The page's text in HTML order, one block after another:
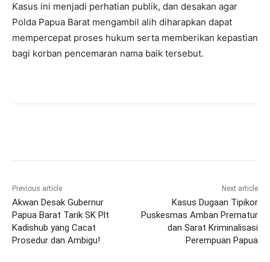
Kasus ini menjadi perhatian publik, dan desakan agar
Polda Papua Barat mengambil alih diharapkan dapat
mempercepat proses hukum serta memberikan kepastian
bagi korban pencemaran nama baik tersebut.
Previous article
Akwan Desak Gubernur
Papua Barat Tarik SK Plt
Kadishub yang Cacat
Prosedur dan Ambigu!
Next article
Kasus Dugaan Tipikor
Puskesmas Amban Prematur
dan Sarat Kriminalisasi
Perempuan Papua